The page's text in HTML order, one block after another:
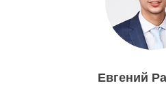
Евгений